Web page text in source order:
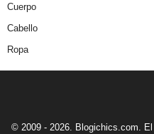
Cuerpo
Cabello
Ropa
© 2009 - 2026. Blogichics.com.